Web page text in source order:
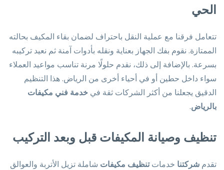
الحي
تتعامل فرقنا مع عملية النقل باحتراف لضمان بقاء المكيف بحالته
الممتازة. نقوم بفك الجهاز بعناية ونقله بأدوات آمنة ثم نعيد تركيبه
بسرعة. بالإضافة إلى ذلك، نقدم حلولًا مرنة تناسب مواعيد العملاء
سواء داخل حطين أو في أحياء أخرى من الرياض. هذا التنظيم
الدقيق يجعلنا من أكثر الشركات ثقة في خدمة فني مكيفات
بالرياض.
تنظيف وصيانة المكيفات قبل وبعد التركيب
تقدم شركتنا خدماتتنظيف مكيفات شاملة تزيل الأتربة والعوالق